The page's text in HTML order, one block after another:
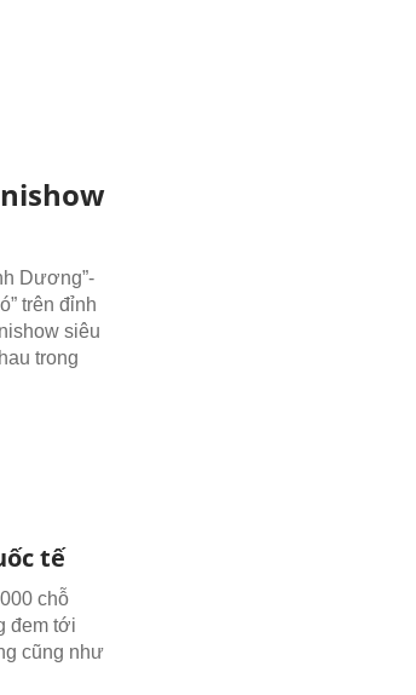
Dương”-
trên đỉnh
siêu
trong
tế
chỗ
đem tới
cũng như